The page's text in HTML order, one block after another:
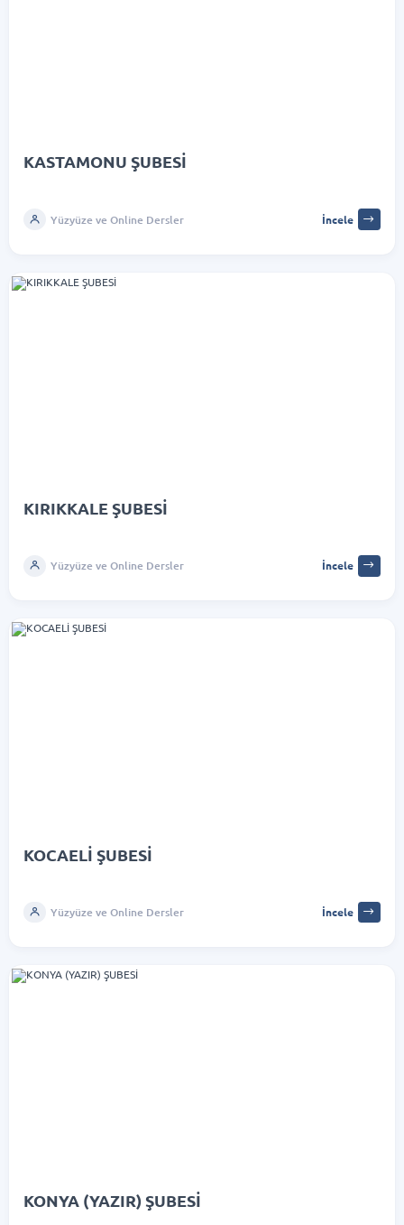
KASTAMONU ŞUBESİ
Yüzyüze ve Online Dersler İncele
KIRIKKALE ŞUBESİ
Yüzyüze ve Online Dersler İncele
KOCAELİ ŞUBESİ
Yüzyüze ve Online Dersler İncele
KONYA (YAZIR) ŞUBESİ